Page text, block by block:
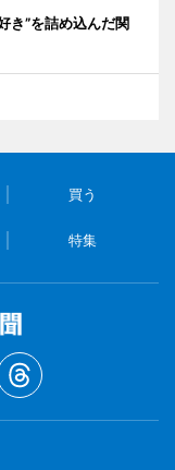
き”を詰め込んだ関
買う
特集